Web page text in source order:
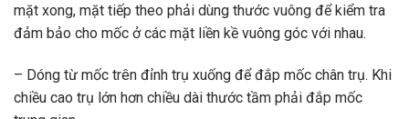
mặt xong, mặt tiếp theo phải dùng thước vuông để kiểm tra
đảm bảo cho mốc ở các mặt liền kề vuông góc với nhau.
– Dóng từ mốc trên đỉnh trụ xuống để đắp mốc chân trụ. Khi
chiều cao trụ lớn hơn chiều dài thước tầm phải đắp mốc